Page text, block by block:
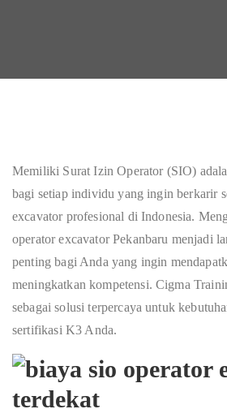
Memiliki Surat Izin Operator (SIO)
bagi setiap individu yang ingin berkarir
excavator profesional di Indonesia.
operator excavator Pekanbaru menjadi
penting bagi Anda yang ingin
meningkatkan kompetensi. Cigma
sebagai solusi terpercaya untuk
sertifikasi K3 Anda.